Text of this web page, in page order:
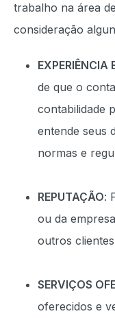
trabalho na área
consideração
EXPERIÊNCIA
de que o
contabilidade
entende seus
normas e
REPUTAÇÃO:
ou da
outros
SERVIÇOS
oferecidos e